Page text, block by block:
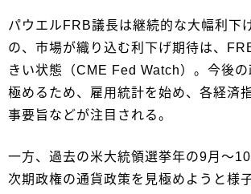
パウエルFRB議長は継続的な大幅利下
の、市場が織り込む利下げ期待は、
きい状態（CME Fed Watch）。今後
極めるため、雇用統計を始め、各経済
事要旨などが注目される。
一方、過去の米大統領選挙年の9月～10
次期政権の通貨政策を見極めようと様